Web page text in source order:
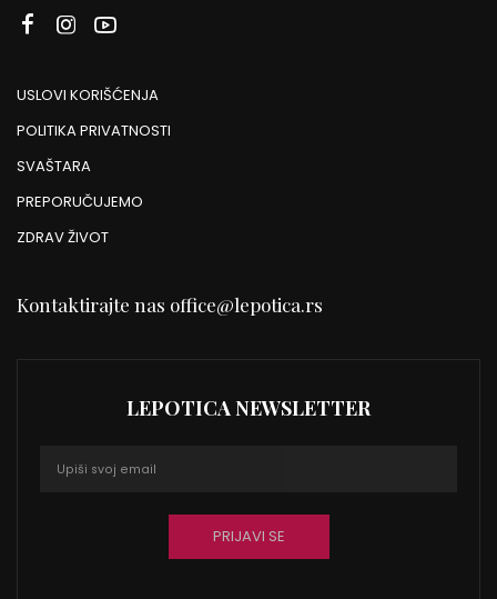
USLOVI KORIŠĆENJA
POLITIKA PRIVATNOSTI
SVAŠTARA
PREPORUČUJEMO
ZDRAV ŽIVOT
Kontaktirajte nas office@lepotica.rs
LEPOTICA NEWSLETTER